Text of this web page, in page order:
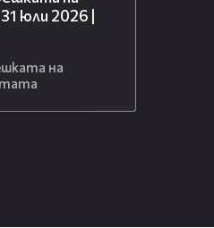
юли 2026 |
на